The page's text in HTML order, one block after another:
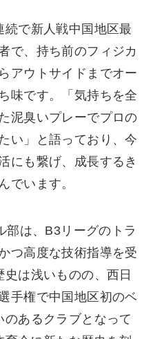
で新人戦中国地区最
で、持ち前のフィジカ
アウトサイドまでオー
味です。「気持ちを全
泥臭いプレーでプロの
い」と語っており、今
にも繋げ、成長するき
でいます。
部は、B3リーグのトラ
つ高度な技術指導を受
は浅いものの、西日
手権で中国地区初のベ
あるクラブとなって